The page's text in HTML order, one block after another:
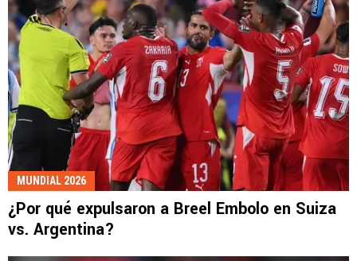
MUNDIAL 2026
¿Por qué expulsaron a Breel Embolo en Suiza
vs. Argentina?